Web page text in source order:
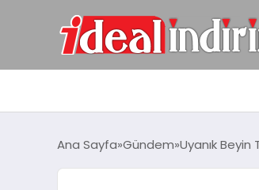
Ana Sayfa Gündem Uyanık